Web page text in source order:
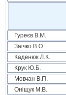
Гуреєв В.М.
Заічко В.О.
Каденюк Л.К.
Крук Ю.Б.
Мовчан В.П.
Оніщук М.В.